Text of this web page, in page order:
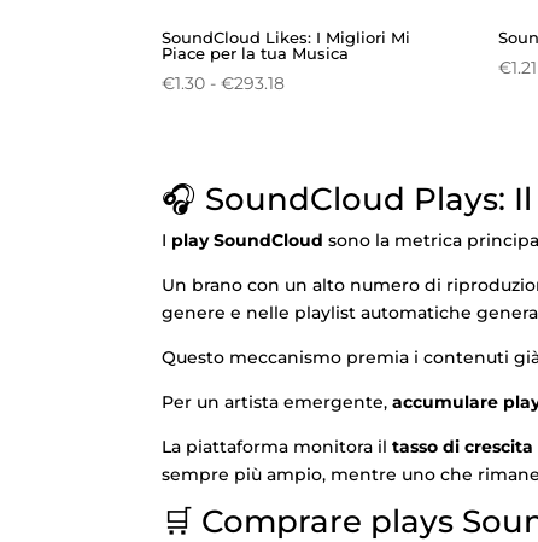
SoundCloud Likes: I Migliori Mi
Piace per la tua Musica
€1.30 - €293.18Fascia
€1.30
€293.18
€1.21
🎧 SoundCloud Plays:
I play SoundCloud sono la metrica
Un brano con un alto numero di
genere e nelle playlist automatiche
Questo meccanismo premia i contenuti
Per un artista emergente,accumulare
La piattaforma monitora iltasso di
sempre più ampio, mentre uno che
🛒 Comprare plays